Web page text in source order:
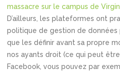
massacre sur le campus de
D’ailleurs, les plateformes ont
politique de gestion de
que les définir avant sa propre
nos ayants droit (ce qui peut
Facebook, vous pouvez par